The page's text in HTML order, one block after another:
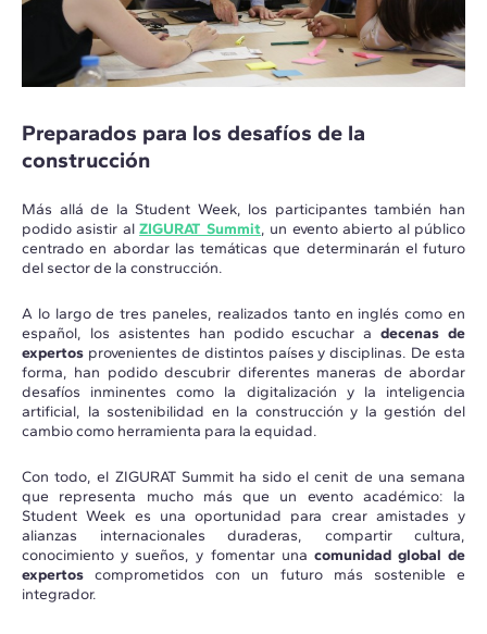
Preparados para los desafíos de la
construcción
Más allá de la Student Week, los participantes también han
podido asistir alZIGURAT Summit, un evento abierto al público
centrado en abordar las temáticas que determinarán el futuro
del sector de la construcción.
A lo largo de tres paneles, realizados tanto en inglés como en
español, los asistentes han podido escuchar adecenas de
expertos provenientes de distintos países y disciplinas. De esta
forma, han podido descubrir diferentes maneras de abordar
desafíos inminentes como la digitalización y la inteligencia
artificial, la sostenibilidad en la construcción y la gestión del
cambio como herramienta para la equidad.
Con todo, el ZIGURAT Summit ha sido el cenit de una semana
que representa mucho más que un evento académico: la
Student Week es una oportunidad para crear amistades y
alianzas internacionales duraderas, compartir cultura,
conocimiento y sueños, y fomentar una comunidad global de
expertos comprometidos con un futuro más sostenible e
integrador.